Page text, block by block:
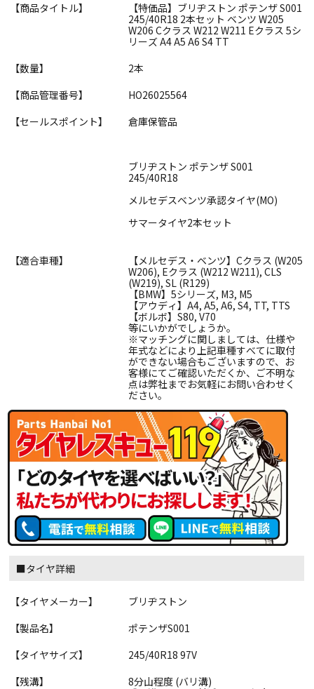
【商品タイトル】
【特価品】ブリヂストン ポテンザ S001
245/40R18 2本セット ベンツ W205
W206 Cクラス W212 W211 Eクラス 5シ
リーズ A4 A5 A6 S4 TT
【数量】
2本
【商品管理番号】
HO26025564
【セールスポイント】
倉庫保管品
ブリヂストン ポテンザ S001
245/40R18
メルセデスベンツ承認タイヤ(MO)
サマータイヤ2本セット
【適合車種】
【メルセデス・ベンツ】Cクラス (W205
W206), Eクラス (W212 W211), CLS
(W219), SL (R129)
【BMW】5シリーズ, M3, M5
【アウディ】A4, A5, A6, S4, TT, TTS
【ボルボ】S80, V70
等にいかがでしょうか。
※マッチングに関しましては、仕様や
年式などにより上記車種すべてに取付
ができない場合もございますので、お
客様にてご確認いただくか、ご不明な
点は弊社までお気軽にお問い合わせく
ださい。
■タイヤ詳細
【タイヤメーカー】
ブリヂストン
【製品名】
ポテンザS001
【タイヤサイズ】
245/40R18 97V
【残溝】
8分山程度 (バリ溝)